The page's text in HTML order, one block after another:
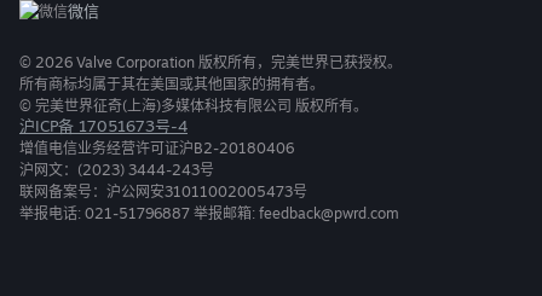
微信
© 2026 Valve Corporation 版权所有，完美世界已获授权。
所有商标均属于其在美国或其他国家的拥有者。
© 完美世界征奇(上海)多媒体科技有限公司 版权所有。
沪ICP备 17051673号-4
增值电信业务经营许可证沪B2-20180406
沪网文：(2023) 3444-243号
联网备案号：沪公网安31011002005473号
举报电话: 021-51796887 举报邮箱: feedback@pwrd.com